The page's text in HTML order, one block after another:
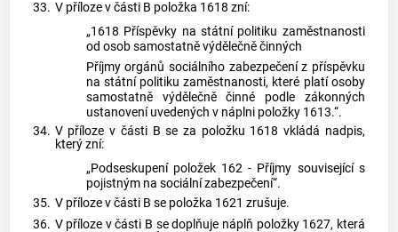
33. V příloze v části B položka 1618 zní:
„1618 Příspěvky na státní politiku zaměstnanosti
od osob samostatně výdělečně činných
Příjmy orgánů sociálního zabezpečení z příspěvku
na státní politiku zaměstnanosti, které platí osoby
samostatně výdělečně činné podle zákonných
ustanovení uvedených v náplni položky 1613.“.
34. V příloze v části B se za položku 1618 vkládá nadpis,
který zní:
„Podseskupení položek 162 - Příjmy související s
pojistným na sociální zabezpečení“.
35. V příloze v části B se položka 1621 zrušuje.
36. V příloze v části B se doplňuje náplň položky 1627, která